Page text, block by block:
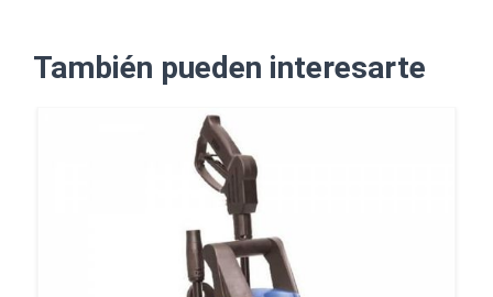
También pueden interesarte